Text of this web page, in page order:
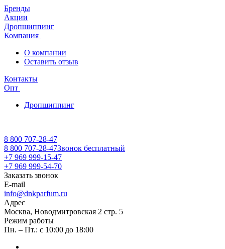
Бренды
Акции
Дропшиппинг
Компания
О компании
Оставить отзыв
Контакты
Опт
Дропшиппинг
8 800 707-28-47
8 800 707-28-47Звонок бесплатный
+7 969 999-15-47
+7 969 999-54-70
Заказать звонок
E-mail
info@dnkparfum.ru
Адрес
Москва, Новодмитровская 2 стр. 5
Режим работы
Пн. – Пт.: с 10:00 до 18:00